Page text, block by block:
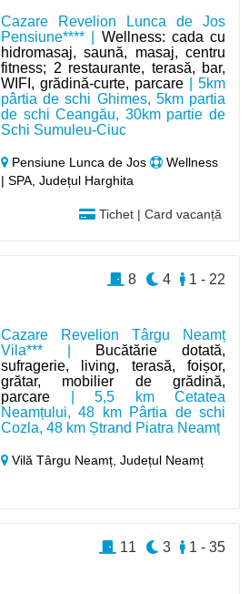
Cazare Revelion Lunca de Jos
Pensiune**** | Wellness: cada cu
hidromasaj, saună, masaj, centru
fitness; 2 restaurante, terasă, bar,
WIFI, grădină-curte, parcare | 5km
pârtia de schi Ghimes, 5km partia
de schi Ceangău, 30km partie de
Schi Sumuleu-Ciuc
Pensiune Lunca de Jos
Wellness
| SPA, Județul Harghita
Tichet | Card vacanță
Cazare Revelion Târgu Neamț
Vila*** |
Bucătărie dotată,
sufragerie, living, terasă, foișor,
grătar, mobilier de grădină,
parcare | 5,5 km Cetatea
Neamțului, 48 km Pârtia de schi
Cozla, 48 km Ștrand Piatra Neamț
Vilă Târgu Neamț,Județul Neamț
1 - 22
4
8
1 - 35
3
11